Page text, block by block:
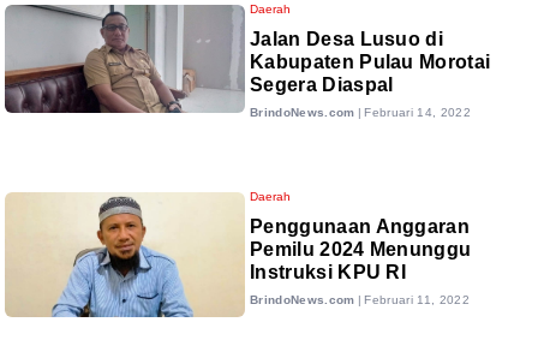
Daerah
Jalan Desa Lusuo di
Kabupaten Pulau Morotai
Segera Diaspal
BrindoNews.com | Februari 14, 2022
Daerah
Penggunaan Anggaran
Pemilu 2024 Menunggu
Instruksi KPU RI
BrindoNews.com | Februari 11, 2022